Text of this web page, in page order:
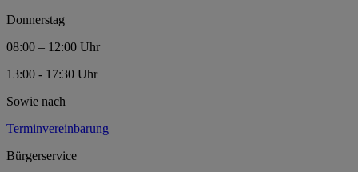
Donnerstag
08:00 – 12:00 Uhr
13:00 - 17:30 Uhr
Sowie nach
Terminvereinbarung
Bürgerservice